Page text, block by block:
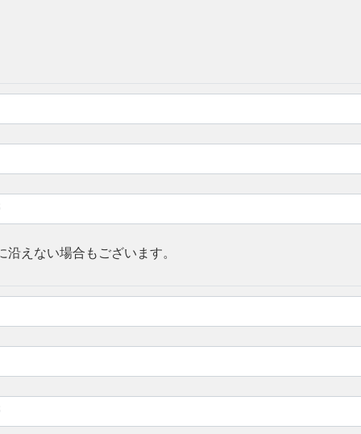
沿えない場合もございます。